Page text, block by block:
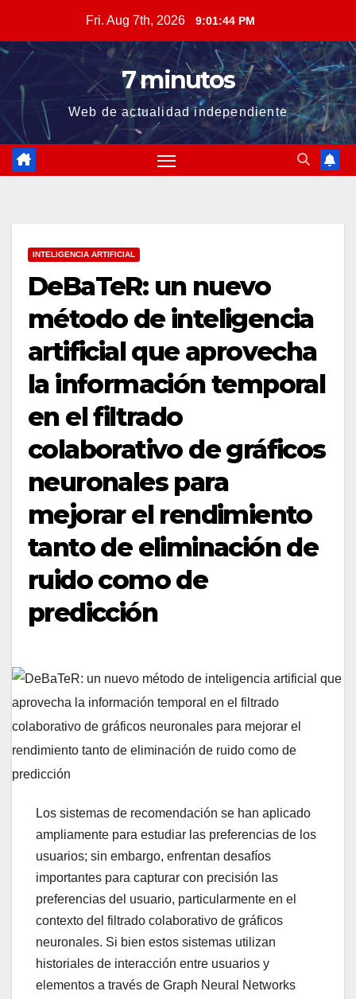
content
Fri. Aug 7th, 2026 9:01:45 PM
7 minutos
Web de actualidad independiente
INTELIGENCIA ARTIFICIAL
DeBaTeR: un nuevo
método de inteligencia
artificial que aprovecha
la información temporal
en el filtrado
colaborativo de gráficos
neuronales para
mejorar el rendimiento
tanto de eliminación de
ruido como de
predicción
Los sistemas de recomendación se han aplicado
ampliamente para estudiar las preferencias de los
usuarios; sin embargo, enfrentan desafíos
importantes para capturar con precisión las
preferencias del usuario, particularmente en el
contexto del filtrado colaborativo de gráficos
neuronales. Si bien estos sistemas utilizan
historiales de interacción entre usuarios y
elementos a través de Graph Neural Networks